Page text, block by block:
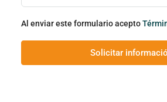
Al enviar este formulario acepto
Solicitar